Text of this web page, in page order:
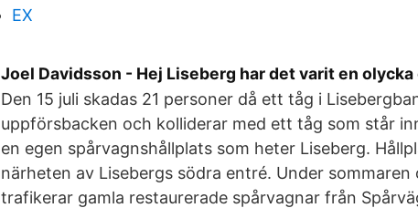
EX
Joel Davidsson - Hej Liseberg har det varit en olycka
Den 15 juli skadas 21 personer då ett tåg i
uppförsbacken och kolliderar med ett tåg som står
en egen spårvagnshållplats som heter Liseberg.
närheten av Lisebergs södra entré. Under
trafikerar gamla restaurerade spårvagnar från